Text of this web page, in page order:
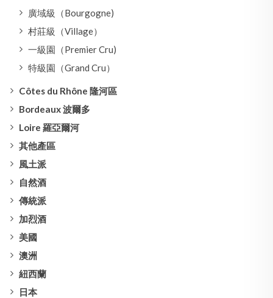
廣域級（Bourgogne)
村莊級（Village）
一級園（Premier Cru)
特級園（Grand Cru）
Côtes du Rhône 隆河區
Bordeaux 波爾多
Loire 羅亞爾河
其他產區
風土派
自然酒
傳統派
加烈酒
美國
澳洲
紐西蘭
日本